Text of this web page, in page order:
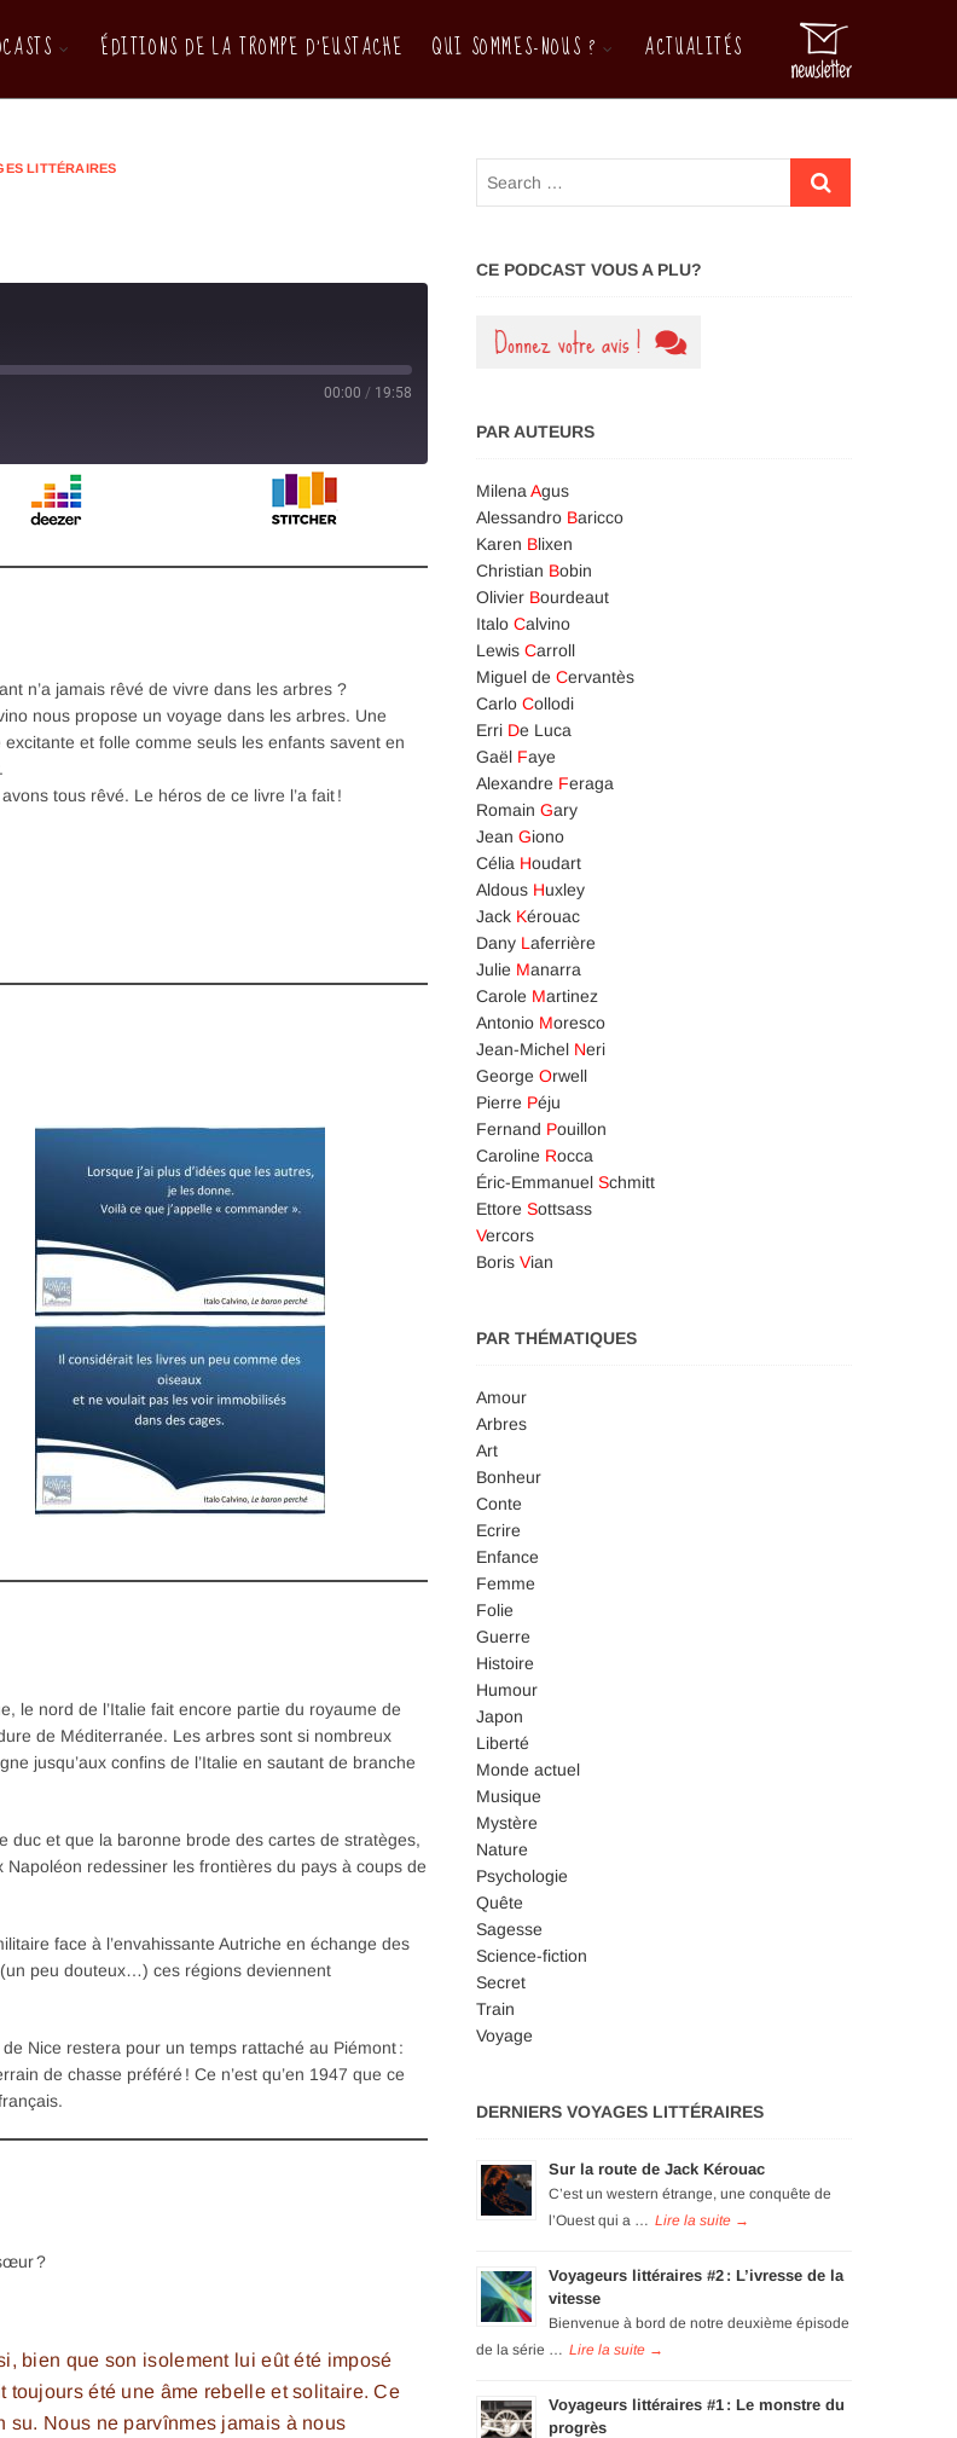
ÉDITIONS DE LA TROMPE D’EUSTACHE QUI SOMMES-NOUS ? ACTUALITÉS
M
e
n
B
u
t
LITTÉRAIRES
00:00 / 19:58
n’a jamais rêvé de vivre dans les arbres ?
nous propose un voyage dans les arbres. Une
excitante et folle comme seuls les enfants savent en
tous rêvé. Le héros de ce livre l’a fait !
le nord de l’Italie fait encore partie du royaume de
de Méditerranée. Les arbres sont si nombreux
jusqu’aux confins de l’Italie en sautant de branche
duc et que la baronne brode des cartes de stratèges,
redessiner les frontières du pays à coups de
face à l’envahissante Autriche en échange des
peu douteux…) ces régions deviennent
Nice restera pour un temps rattaché au Piémont :
de chasse préféré ! Ce n’est qu’en 1947 que ce
?
bien que son isolement lui eût été imposé
toujours été une âme rebelle et solitaire. Ce
su. Nous ne parvînmes jamais à nous
CE PODCAST VOUS A PLU?
PAR AUTEURS
Milena Agus
Alessandro Baricco
Karen Blixen
Christian Bobin
Olivier Bourdeaut
Italo Calvino
Lewis Carroll
Miguel de Cervantès
Carlo Collodi
Erri De Luca
Gaël Faye
Alexandre Feraga
Romain Gary
Jean Giono
Célia Houdart
Aldous Huxley
Jack Kérouac
Dany L aferrière
Julie Manarra
Carole Martinez
Antonio Moresco
Jean-Michel Neri
George Orwell
Pierre Péju
Fernand Pouillon
Caroline Rocca
Éric-Emmanuel Schmitt
Ettore Sottsass
Vercors
Boris Vian
PAR THÉMATIQUES
Amour
Arbres
Art
Bonheur
Conte
Ecrire
Enfance
Femme
Folie
Guerre
Histoire
Humour
Japon
Liberté
Monde actuel
Musique
Mystère
Nature
Psychologie
Quête
Sagesse
Science-fiction
Secret
Train
Voyage
DERNIERS VOYAGES LITTÉRAIRES
Sur la route de Jack Kérouac
C’est un western étrange, une conquête de
l’Ouest qui a …
Voyageurs littéraires #2 : L’ivresse de la
vitesse
Bienvenue à bord de notre deuxième épisode
de la série …
Voyageurs littéraires #1 : Le monstre du
progrès